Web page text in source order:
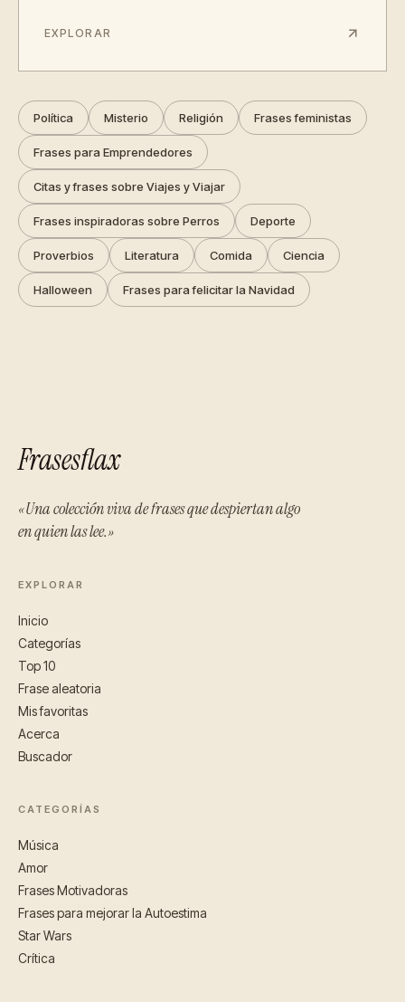
EXPLORAR
Política Misterio Religión Frases feministas
Frases para Emprendedores
Citas y frases sobre Viajes y Viajar
Frases inspiradoras sobre Perros Deporte
Proverbios Literatura Comida Ciencia
Halloween Frases para felicitar la Navidad
Frasesflax
«Una colección viva de frases que despiertan algo
en quien las lee.»
EXPLORAR
Inicio
Categorías
Top 10
Frase aleatoria
Mis favoritas
Acerca
Buscador
CATEGORÍAS
Música
Amor
Frases Motivadoras
Frases para mejorar la Autoestima
Star Wars
Crítica